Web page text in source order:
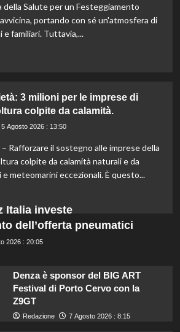
della Salute per un Festeggiamento
portando con sé un'atmosfera di
e familiari. Tuttavia,...
3 milioni per le imprese di
colpite da calamità.
5 Agosto 2026 : 13:50
– Rafforzare il sostegno alle imprese della
colpite da calamità naturali e da
meteomarini eccezionali. È questo...
Italia investe
dell’offerta pneumatici
2026 : 20:05
Denza è sponsor del BIG ART
Festival di Porto Cervo con la
Z9GT
Redazione 7 Agosto 2026 : 8:15